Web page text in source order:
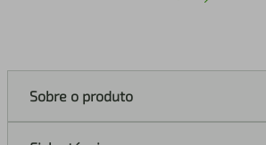
Sobre o produto